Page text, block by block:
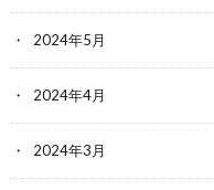
2024年5月
2024年4月
2024年3月